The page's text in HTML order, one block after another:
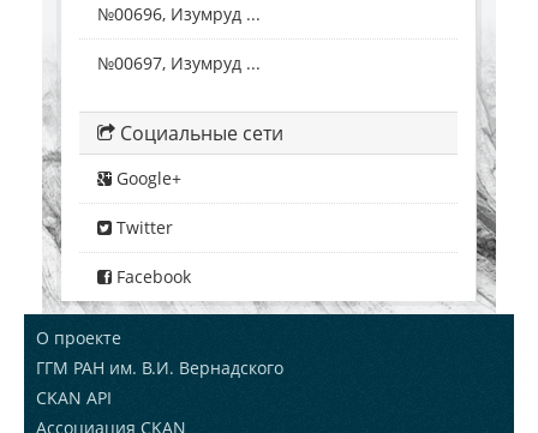
№00696, Изумруд ...
№00697, Изумруд ...
Социальные сети
Google+
Twitter
Facebook
О проекте
ГГМ РАН им. В.И. Вернадского
CKAN API
Ассоциация CKAN